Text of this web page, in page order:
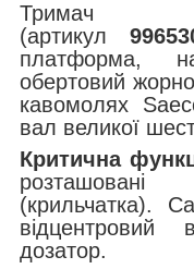
Тримач
(артикул
платформа,
обертовий
кавомолях
вал великої
Критична
(крильчатка).
дозатор.